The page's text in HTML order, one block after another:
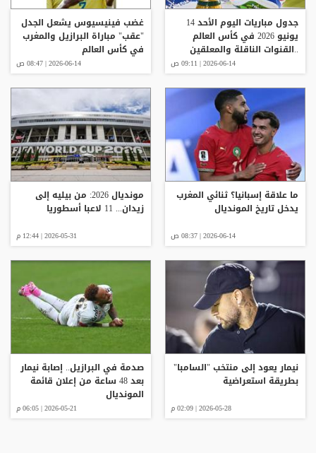
جدول مباريات اليوم الأحد 14
يونيو 2026 في كأس العالم
..القنوات الناقلة والمعلقين
2026-06-14 | 09:11 ص
غضب فينيسيوس يشعل الجدل
"عقب" مباراة البرازيل والمغرب
في كأس العالم
2026-06-14 | 08:47 ص
ما علاقة إسبانيا؟ ثنائي المغرب
يدخل تاريخ المونديال
2026-06-14 | 08:37 ص
مونديال 2026: من بيليه إلى
زيدان... 11 لاعبا أسطوريا
2026-05-31 | 12:44 م
نيمار يعود إلى منتخب "السامبا"
بطريقة استعراضية
2026-05-28 | 02:09 م
صدمة في البرازيل.. إصابة نيمار
بعد 48 ساعة من إعلان قائمة
المونديال
2026-05-21 | 06:05 م